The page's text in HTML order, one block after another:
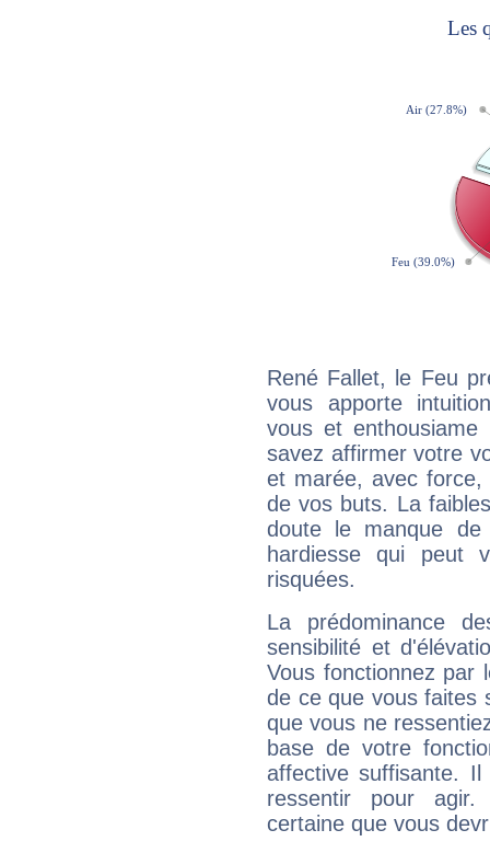
René Fallet, le Feu
vous apporte
vous et
savez affirmer votre
et marée, avec
de vos buts. La
doute le manque
hardiesse qui peut
risquées.
La prédominance
sensibilité et
Vous fonctionnez
de ce que vous faites
que vous ne
base de votre
affective suffisante.
ressentir pour agir.
certaine que vous